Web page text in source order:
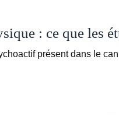
: ce que les
présent dans le